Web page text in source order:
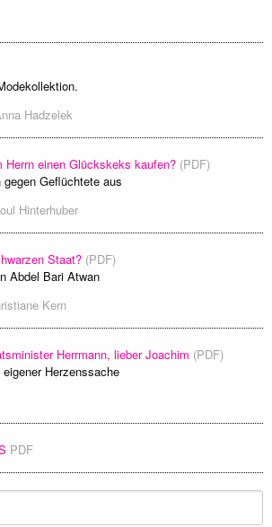
Hadzelek
Herrn einen Glückskeks kaufen? (PDF)
Geflüchtete aus
Hinterhuber
Staat? (PDF)
Abdel Bari Atwan
Kern
Herrmann, lieber Joachim (PDF)
Herzenssache
PDF